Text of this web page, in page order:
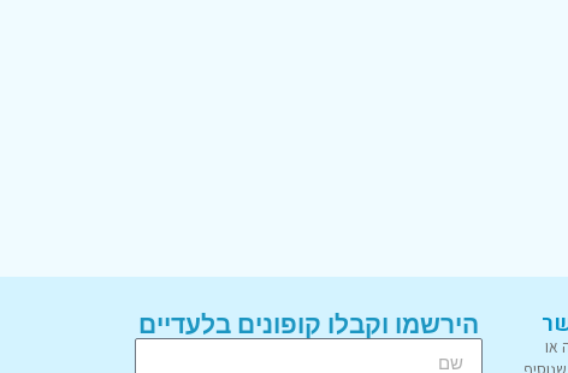
או
הירשמו וקבלו קופונים בלעדיים